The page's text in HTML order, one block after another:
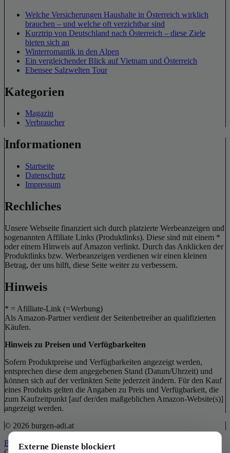
Welche Versicherungen Haushalte in Österreich wirklich
brauchen – und welche oft verzichtbar sind
Kurztrip von Deutschland nach Österreich – diese Ziele
bieten sich an
Winterromantik in den Alpen
Ein vergleichender Blick auf Vietnam und Österreich
Ebensee Salzwelten Tour
Kategorien
Magazin
Verbraucher
Informationen
Startseite
Datenschutz
Impressum
Rechliches
Unsere Webseite finanziert sich durch platzierte Werbeanzeigen und
sogenannten Affiliate Links (Produktlinks). Diese sind mit einem *
oder einem Hinweis auf Amazon verlinkt. Durch das Anklicken der
Produktlinks bzw. Werbeanzeigen verdienen wir einen kleinen
Betrag, der uns hilft, diese Seite weiter zu verbessern.
Hinweis
* = Afilliate-Link (=Werbung)
Als Amazon-Partner verdient der Seitenbetreiber an qualifizierten
Käufen.
Hinweis zu Preisen und Verfügbarkeiten
Sofern Produktpreise und Verfügbarkeiten angezeigt werden,
entsprechen diese dem angegebenen Stand (Datum/Uhrzeit) und
können sich auf der verlinkten Seite jederzeit ändern. Für den Kauf
eines Produkts gelten die Angaben zu Preis und Verfügbarkeit, die
zum Kaufzeitpunkt [auf der/den maßgeblichen Amazon-Website(s)]
angezeigt werden.
© 2026 burgen-adi.at
Back to Top
Externe Dienste blockiert